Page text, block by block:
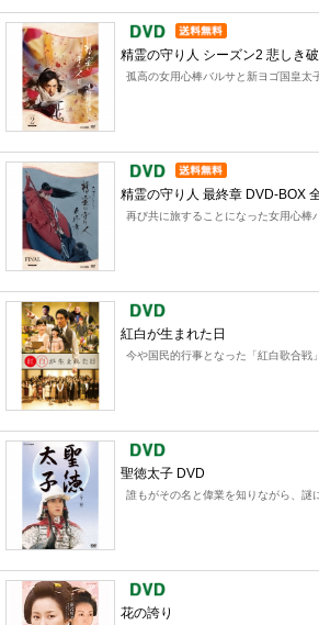
精霊の守り人 シーズン2 悲しき
孤高の女用心棒バルサと新ヨゴ国皇太
精霊の守り人 最終章 DVD-BOX
再び共に旅することになった女用心棒
紅白が生まれた日
今や国民的行事となった「紅白歌合戦
聖徳太子 DVD
誰もがその名と偉業を知りながら、謎
花の誇り